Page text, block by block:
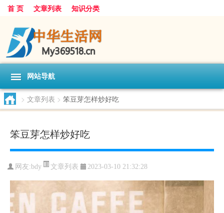
首 页 文章列表 知识分类
网站导航
> 文章列表 > 笨豆芽怎样炒好吃
笨豆芽怎样炒好吃
网友:bdy 文章列表 2023-03-10 21:32:28